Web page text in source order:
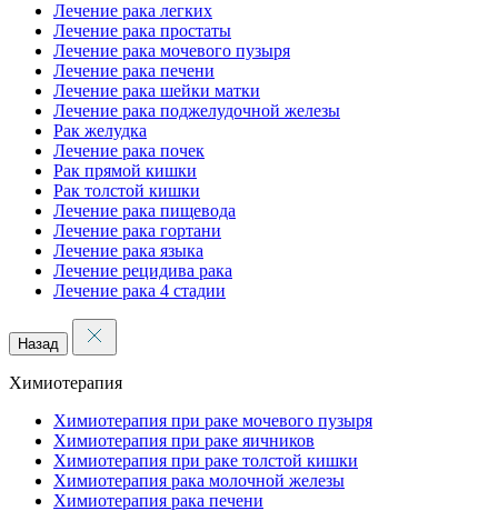
Лечение рака легких
Лечение рака простаты
Лечение рака мочевого пузыря
Лечение рака печени
Лечение рака шейки матки
Лечение рака поджелудочной железы
Рак желудка
Лечение рака почек
Рак прямой кишки
Рак толстой кишки
Лечение рака пищевода
Лечение рака гортани
Лечение рака языка
Лечение рецидива рака
Лечение рака 4 стадии
Назад
Химиотерапия
Химиотерапия при раке мочевого пузыря
Химиотерапия при раке яичников
Химиотерапия при раке толстой кишки
Химиотерапия рака молочной железы
Химиотерапия рака печени